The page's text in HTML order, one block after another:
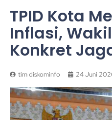
TPID Kota
Inflasi,
Konkret
tim diskominfo 24 Juni